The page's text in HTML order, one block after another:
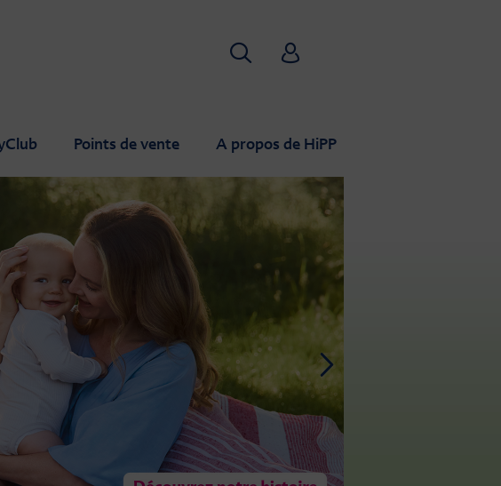
Points de vente A propos de HiPP
RechercheHiPP Babyclub
Next